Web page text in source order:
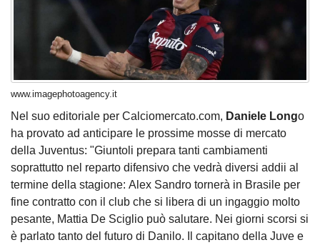
www.imagephotoagency.it
Nel suo editoriale per Calciomercato.com, Daniele Longo
ha provato ad anticipare le prossime mosse di mercato
della Juventus: "Giuntoli prepara tanti cambiamenti
soprattutto nel reparto difensivo che vedrà diversi addii al
termine della stagione: Alex Sandro tornerà in Brasile per
fine contratto con il club che si libera di un ingaggio molto
pesante, Mattia De Sciglio può salutare. Nei giorni scorsi si
è parlato tanto del futuro di Danilo. Il capitano della Juve e